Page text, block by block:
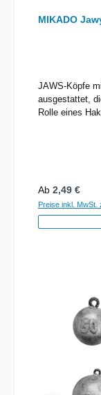
MIKADO
JAWS-Köpfe
ausgestattet,
Rolle eines
Regulärer
Ab 2,49 €
Preise inkl. MwSt.